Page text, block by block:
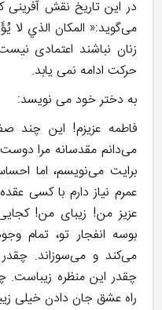
در این تاریخ نقش آفرینی
می‌گوید:« المكان الذي لا
زنان نباشند اعتمادی
حرکت ادامه نمی یابد.
به دختر خود می نویسد:
فاطمه عزیزم! این چند
می‌دانم مقدسانه مرا
برایت می‌نویسم، اما
عمرم نیاز دارم با کسی
عزیز من! زیبای من!
بوسه انفجار تو، تمام
می‌کند و می‌سوزاند.
چقدر این منظره زیباست.
راه عشق جان دادن خیلی